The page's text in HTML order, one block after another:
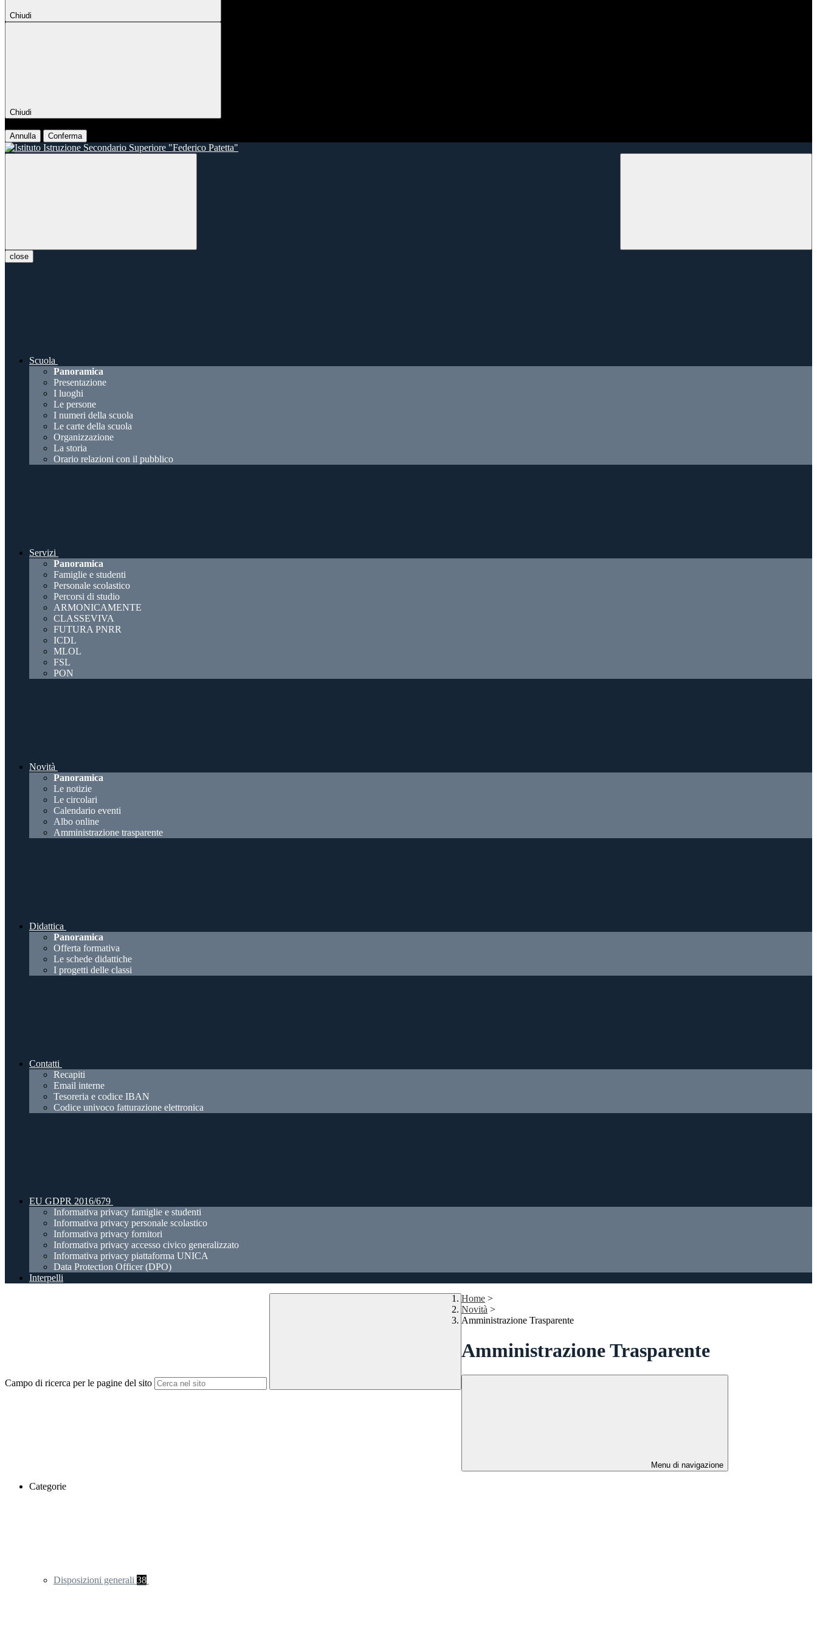
Chiudi
Chiudi
Annulla Conferma
close
Scuola
Panoramica
Presentazione
I luoghi
Le persone
I numeri della scuola
Le carte della scuola
Organizzazione
La storia
Orario relazioni con il pubblico
Servizi
Panoramica
Famiglie e studenti
Personale scolastico
Percorsi di studio
ARMONICAMENTE
CLASSEVIVA
FUTURA PNRR
ICDL
MLOL
FSL
PON
Novità
Panoramica
Le notizie
Le circolari
Calendario eventi
Albo online
Amministrazione trasparente
Didattica
Panoramica
Offerta formativa
Le schede didattiche
I progetti delle classi
Contatti
Recapiti
Email interne
Tesoreria e codice IBAN
Codice univoco fatturazione elettronica
EU GDPR 2016/679
Informativa privacy famiglie e studenti
Informativa privacy personale scolastico
Informativa privacy fornitori
Informativa privacy accesso civico generalizzato
Informativa privacy piattaforma UNICA
Data Protection Officer (DPO)
Interpelli
Campo di ricerca per le pagine del sito
Home >
Novità >
Amministrazione Trasparente
Amministrazione Trasparente
Menu di navigazione
Categorie
Disposizioni generali 38